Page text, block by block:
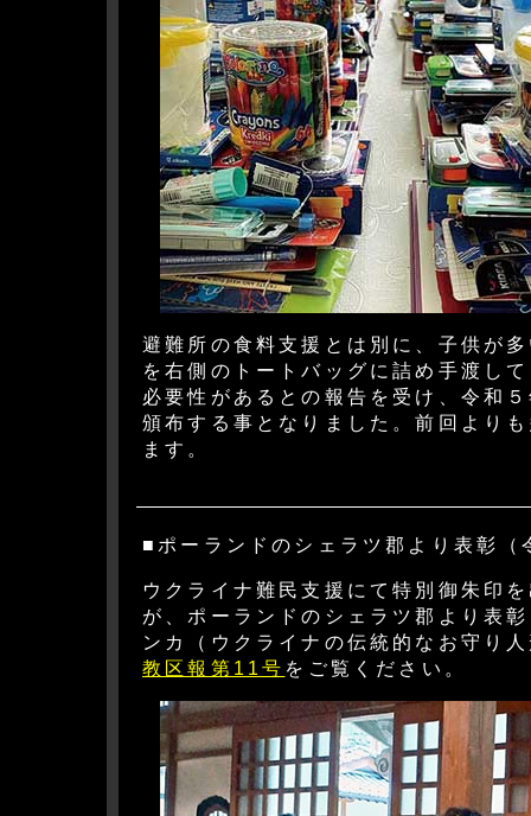
避難所の食料支援とは別に、子供が
を右側のトートバッグに詰め手渡し
必要性があるとの報告を受け、令和
頒布する事となりました。前回より
ます。
■ポーランドのシェラツ郡より表彰（
ウクライナ難民支援にて特別御朱印
が、ポーランドのシェラツ郡より表
ンカ（ウクライナの伝統的なお守り
教区報第11号 をご覧ください。